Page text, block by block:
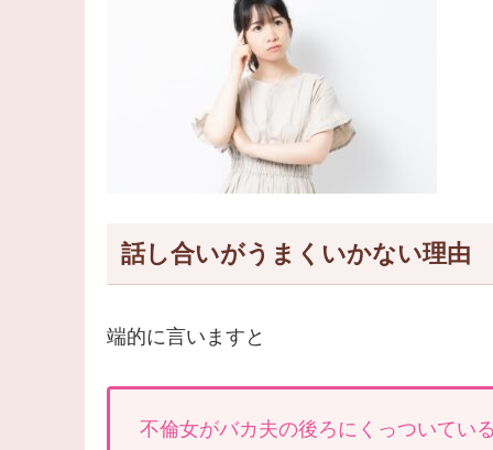
話し合いがうまくいかない理由
端的に言いますと
不倫女がバカ夫の後ろにくっついてい